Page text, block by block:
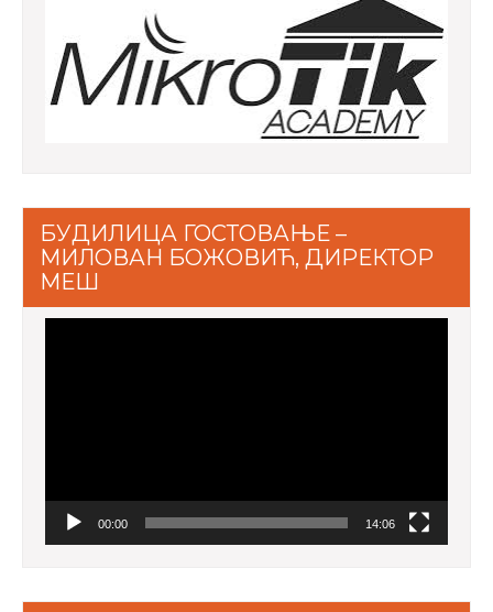
БУДИЛИЦА ГОСТОВАЊЕ –
МИЛОВАН БОЖОВИЋ, ДИРЕКТОР
МЕШ
00:00 14:06